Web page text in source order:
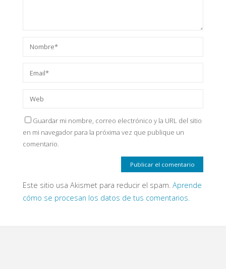
Guardar mi nombre, correo electrónico y la URL del sitio
en mi navegador para la próxima vez que publique un
comentario.
Este sitio usa Akismet para reducir el spam. Aprende
cómo se procesan los datos de tus comentarios.